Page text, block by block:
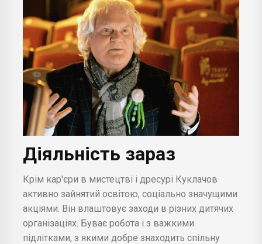
Діяльність зараз
Крім кар'єри в мистецтві і дресурі Куклачов
активно зайнятий освітою, соціально значущими
акціями. Він влаштовує заходи в різних дитячих
організаціях. Буває робота і з важкими
підлітками, з якими добре знаходить спільну